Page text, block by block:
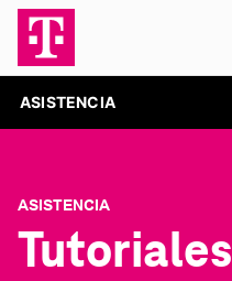
ASISTENCIA
ASISTENCIA
Tutoriales